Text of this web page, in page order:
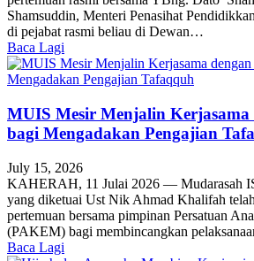
Shamsuddin, Menteri Penasihat
di pejabat rasmi beliau di Dewan…
Baca Lagi
MUIS Mesir Menjalin
bagi Mengadakan Pengajian
July 15, 2026
KAHERAH, 11 Julai 2026 — Mudarasah
yang diketuai Ust Nik Ahmad Khalifah
pertemuan bersama pimpinan Persatuan
(PAKEM) bagi membincangkan
Baca Lagi